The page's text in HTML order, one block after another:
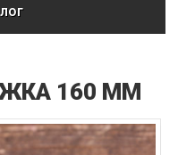
160 ММ